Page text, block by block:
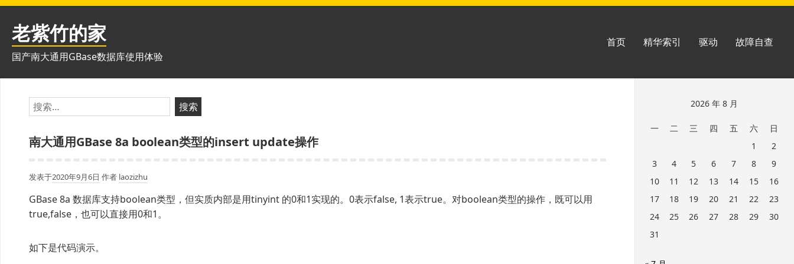
跳
老紫竹的家
国产南大通用GBase数据库使用体验
首页 精华索引 驱动 故障自查
搜
索：
南大通用GBase 8a boolean类型的insert update操作
发表于2020年9月6日 作者 laozizhu
GBase 8a 数据库支持boolean类型，但实质内部是用tinyint 的0和1实现的。0表示false, 1表示true。对boolean类型的操作，既可以用
true,false，也可以直接用0和1。
如下是代码演示。
页
2026 年 8 月
一 二 三 四 五 六
日
1
2
3
4 5 6 7 8
9
10
11 12 13 14 15
16
17
18 19 20 21 22
23
24
25 26 27 28 29
30
31